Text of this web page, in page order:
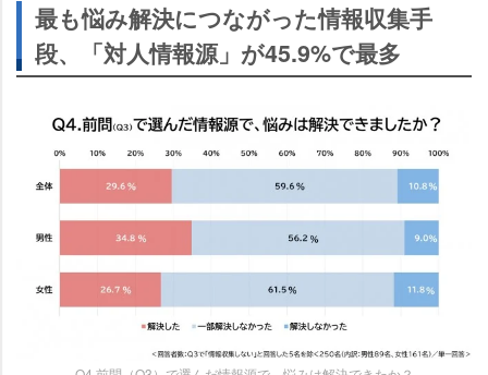
最も悩み解決につながった情報収集手
段、「対人情報源」が45.9%で最多